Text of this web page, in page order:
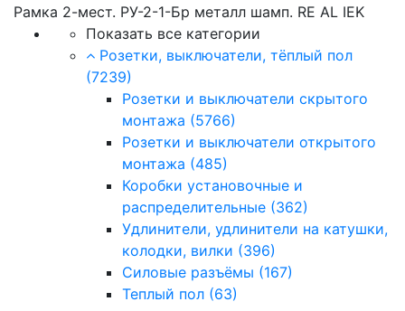
Рамка 2-мест. РУ-2-1-Бр металл шамп. RE AL IEK
Показать все категории
Розетки, выключатели, тёплый пол
(7239)
Розетки и выключатели скрытого
монтажа (5766)
Розетки и выключатели открытого
монтажа (485)
Коробки установочные и
распределительные (362)
Удлинители, удлинители на катушки,
колодки, вилки (396)
Силовые разъёмы (167)
Теплый пол (63)